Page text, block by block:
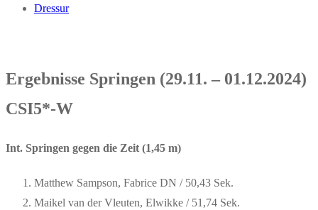
Dressur
Ergebnisse Springen (29.11. – 01.12.2024)
CSI5*-W
Int. Springen gegen die Zeit (1,45 m)
Matthew Sampson, Fabrice DN / 50,43 Sek.
Maikel van der Vleuten, Elwikke / 51,74 Sek.